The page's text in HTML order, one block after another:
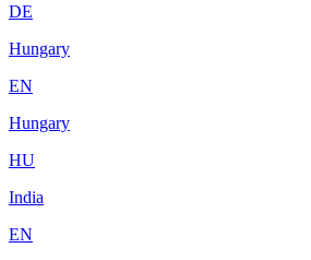
DE
Hungary
EN
Hungary
HU
India
EN